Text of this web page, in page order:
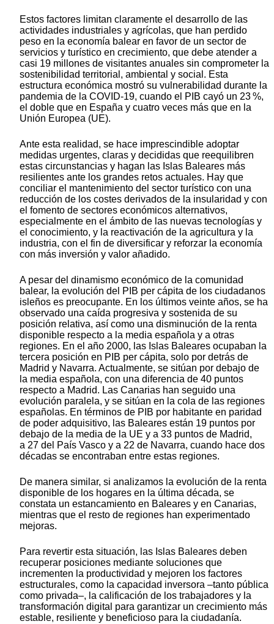
Estos factores limitan claramente el desarrollo de las
actividades industriales y agrícolas, que han perdido
peso en la economía balear en favor de un sector de
servicios y turístico en crecimiento, que debe atender a
casi 19 millones de visitantes anuales sin comprometer la
sostenibilidad territorial, ambiental y social. Esta
estructura económica mostró su vulnerabilidad durante la
pandemia de la COVID-19, cuando el PIB cayó un 23 %,
el doble que en España y cuatro veces más que en la
Unión Europea (UE).
Ante esta realidad, se hace imprescindible adoptar
medidas urgentes, claras y decididas que reequilibren
estas circunstancias y hagan las Islas Baleares más
resilientes ante los grandes retos actuales. Hay que
conciliar el mantenimiento del sector turístico con una
reducción de los costes derivados de la insularidad y con
el fomento de sectores económicos alternativos,
especialmente en el ámbito de las nuevas tecnologías y
el conocimiento, y la reactivación de la agricultura y la
industria, con el fin de diversificar y reforzar la economía
con más inversión y valor añadido.
A pesar del dinamismo económico de la comunidad
balear, la evolución del PIB per cápita de los ciudadanos
isleños es preocupante. En los últimos veinte años, se ha
observado una caída progresiva y sostenida de su
posición relativa, así como una disminución de la renta
disponible respecto a la media española y a otras
regiones. En el año 2000, las Islas Baleares ocupaban la
tercera posición en PIB per cápita, solo por detrás de
Madrid y Navarra. Actualmente, se sitúan por debajo de
la media española, con una diferencia de 40 puntos
respecto a Madrid. Las Canarias han seguido una
evolución paralela, y se sitúan en la cola de las regiones
españolas. En términos de PIB por habitante en paridad
de poder adquisitivo, las Baleares están 19 puntos por
debajo de la media de la UE y a 33 puntos de Madrid,
a 27 del País Vasco y a 22 de Navarra, cuando hace dos
décadas se encontraban entre estas regiones.
De manera similar, si analizamos la evolución de la renta
disponible de los hogares en la última década, se
constata un estancamiento en Baleares y en Canarias,
mientras que el resto de regiones han experimentado
mejoras.
Para revertir esta situación, las Islas Baleares deben
recuperar posiciones mediante soluciones que
incrementen la productividad y mejoren los factores
estructurales, como la capacidad inversora –tanto pública
como privada–, la calificación de los trabajadores y la
transformación digital para garantizar un crecimiento más
estable, resiliente y beneficioso para la ciudadanía.